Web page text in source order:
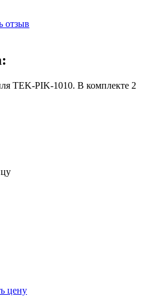
отзыв
TEK-PIK-1010. В комплекте 2
цену